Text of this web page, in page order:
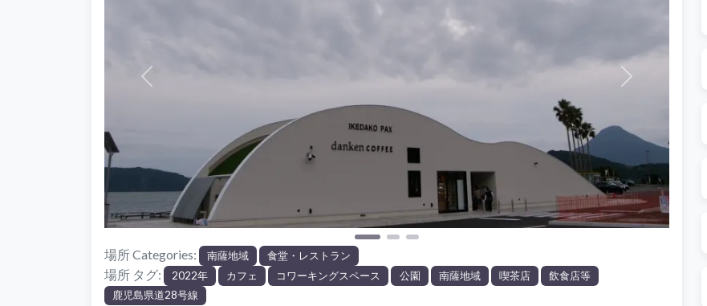
前 次
場所 Categories: 南薩地域‎ 食堂・レストラン
場所 タグ: 2022年 カフェ コワーキングスペース 公園 南薩地域 喫茶店
飲食店等
鹿児島県道28号線